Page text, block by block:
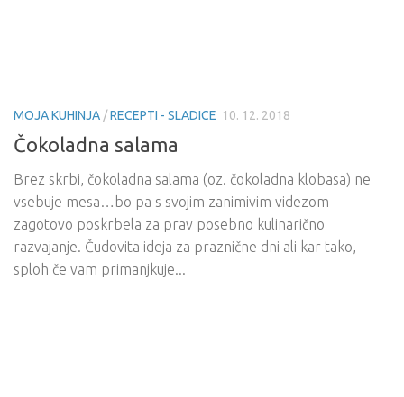
MOJA KUHINJA /RECEPTI - SLADICE 10. 12. 2018
Čokoladna salama
Brez skrbi, čokoladna salama (oz. čokoladna klobasa) ne
vsebuje mesa…bo pa s svojim zanimivim videzom
zagotovo poskrbela za prav posebno kulinarično
razvajanje. Čudovita ideja za praznične dni ali kar tako,
sploh če vam primanjkuje...